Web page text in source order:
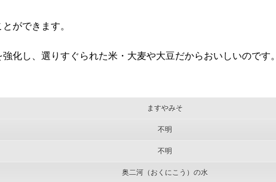
ができます。
化し、選りすぐられた米・大麦や大豆だからおいしいのです。
ますやみそ
不明
不明
奥二河（おくにこう）の水